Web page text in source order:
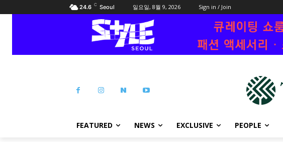
24.6 C Seoul 일요일, 8월 9, 2026 Sign in / Join
FEATURED NEWS EXCLUSIVE PEOPLE